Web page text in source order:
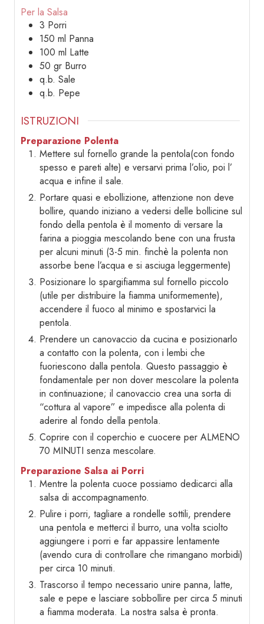
Per la Salsa
3 Porri
150 ml Panna
100 ml Latte
50 gr Burro
q.b. Sale
q.b. Pepe
ISTRUZIONI
Preparazione Polenta
Mettere sul fornello grande la pentola(con fondo
spesso e pareti alte) e versarvi prima l’olio, poi l’
acqua e infine il sale.
Portare quasi e ebollizione, attenzione non deve
bollire, quando iniziano a vedersi delle bollicine sul
fondo della pentola è il momento di versare la
farina a pioggia mescolando bene con una frusta
per alcuni minuti (3-5 min. finchè la polenta non
assorbe bene l’acqua e si asciuga leggermente)
Posizionare lo spargifiamma sul fornello piccolo
(utile per distribuire la fiamma uniformemente),
accendere il fuoco al minimo e spostarvici la
pentola.
Prendere un canovaccio da cucina e posizionarlo
a contatto con la polenta, con i lembi che
fuoriescono dalla pentola. Questo passaggio è
fondamentale per non dover mescolare la polenta
in continuazione; il canovaccio crea una sorta di
“cottura al vapore” e impedisce alla polenta di
aderire al fondo della pentola.
Coprire con il coperchio e cuocere per ALMENO
70 MINUTI senza mescolare.
Preparazione Salsa ai Porri
Mentre la polenta cuoce possiamo dedicarci alla
salsa di accompagnamento.
Pulire i porri, tagliare a rondelle sottili, prendere
una pentola e metterci il burro, una volta sciolto
aggiungere i porri e far appassire lentamente
(avendo cura di controllare che rimangano morbidi)
per circa 10 minuti.
Trascorso il tempo necessario unire panna, latte,
sale e pepe e lasciare sobbollire per circa 5 minuti
a fiamma moderata. La nostra salsa è pronta.